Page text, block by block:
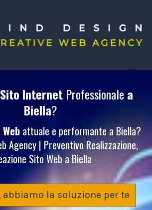
InternetProfessionale a
Biella?
attuale e performante a Biella?
Agency | Preventivo Realizzazione,
Sito Web a Biella
abbiamo la soluzione per te